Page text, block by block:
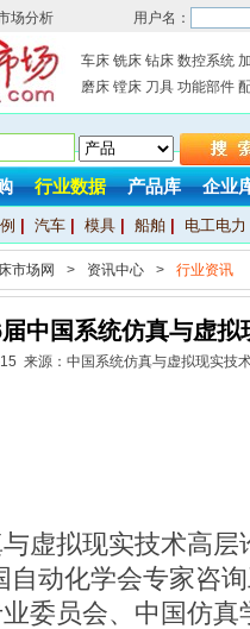
深度市场分析 用户名：
车床 铣床 钻床 数控系统
磨床 镗床 刀具 功能部件
行业数据 产品库 企业
汽车 模具 船舶 电工电力
市场网 > 资讯中心 > 行业资讯
中国系统仿真与虚
来源：中国系统仿真与虚拟现实技
虚拟现实技术高
自动化学会专家咨
委员会、中国仿